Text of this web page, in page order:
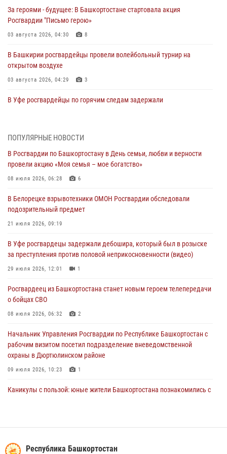
За героями - будущее: В Башкортостане стартовала акция
Росгвардии "Письмо герою»
03 августа 2026, 04:30 8
В Башкирии росгвардейцы провели волейбольный турнир на
открытом воздухе
03 августа 2026, 04:29 3
В Уфе росгвардейцы по горячим следам задержали
Башкортостана ответил на вопросы граждан
30 июля 2026, 12:54
за преступления против половой неприкосновенности (видео)
29 июля 2026, 12:01
Башкортостана проведет прямую линию
29 июля 2026, 10:52
Росгвардию
29 июля 2026, 04:15
ПОПУЛЯРНЫЕ НОВОСТИ
В Росгвардии по Башкортостану в День семьи, любви и верности
провели акцию «Моя семья – мое богатство»
08 июля 2026, 06:28 6
В Белорецке взрывотехники ОМОН Росгвардии обследовали
подозрительный предмет
21 июля 2026, 09:19
В Уфе росгвардецы задержали дебошира, который был в розыске
за преступления против половой неприкосновенности (видео)
29 июля 2026, 12:01 1
Росгвардеец из Башкортостана станет новым героем телепередачи
о бойцах СВО
08 июля 2026, 06:32 2
Начальник Управления Росгвардии по Республике Башкортостан с
рабочим визитом посетил подразделение вневедомственной
охраны в Дюртюлинском районе
09 июля 2026, 10:23 1
Каникулы с пользой: юные жители Башкортостана познакомились с
угрожавшего ножом продавцу магазина
Республика Башкортостан